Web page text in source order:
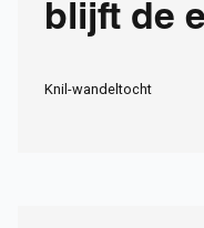
blijft de
Knil-wandeltocht